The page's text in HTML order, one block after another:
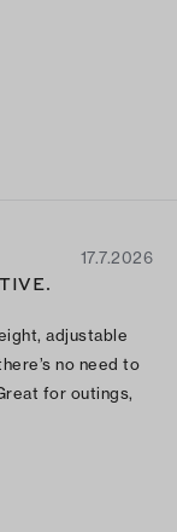
17.7.2026
adjustable
no need to
for outings,
perfect for the